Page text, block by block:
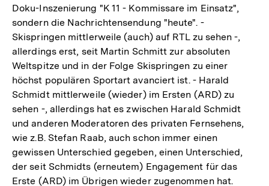
Doku-Inszenierung "K 11 - Kommissare im Einsatz",
sondern die Nachrichtensendung "heute". -
Skispringen mittlerweile (auch) auf RTL zu sehen -,
allerdings erst, seit Martin Schmitt zur absoluten
Weltspitze und in der Folge Skispringen zu einer
höchst populären Sportart avanciert ist. - Harald
Schmidt mittlerweile (wieder) im Ersten (ARD) zu
sehen -, allerdings hat es zwischen Harald Schmidt
und anderen Moderatoren des privaten Fernsehens,
wie z.B. Stefan Raab, auch schon immer einen
gewissen Unterschied gegeben, einen Unterschied,
der seit Schmidts (erneutem) Engagement für das
Erste (ARD) im Übrigen wieder zugenommen hat.